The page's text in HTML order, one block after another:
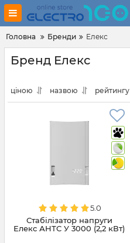
Головна Бренди Елекс
Бренд Елекс
ціною назвою рейтингу
5.0
Стабілізатор напруги
Елекс АНТС У 3000 (2,2 кВт)